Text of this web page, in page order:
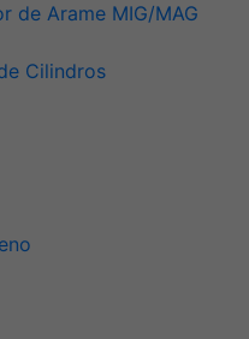
de Arame MIG/MAG
Cilindros